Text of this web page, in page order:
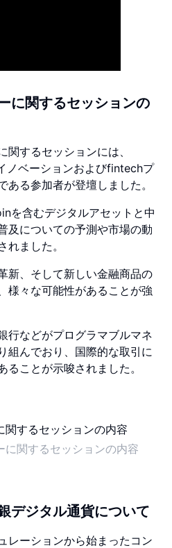
に関するセッションの
関するセッションには、
ノベーションおよびfintechプ
ある参加者が登壇しました。
を含むデジタルアセットと中
及についての予測や市場の動
れました。
新、そして新しい金融商品の
様々な可能性があることが強
行などがプログラマブルマネ
組んでおり、国際的な取引に
ことが示唆されました。
に関するセッションの内容
デジタル通貨について
レーションから始まったコン